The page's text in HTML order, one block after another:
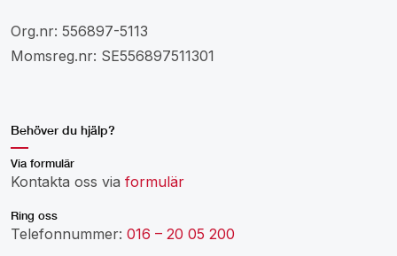
Org.nr: 556897-5113
Momsreg.nr: SE556897511301
Behöver du hjälp?
Via formulär
Kontakta oss via formulär
Ring oss
Telefonnummer: 016 – 20 05 200